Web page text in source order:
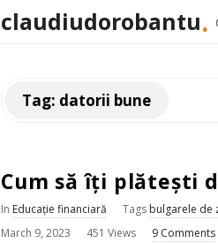
claudiudorobantu.
Tag: datorii bune
Cum să îți plătești
In Educație financiară Tags bulgarele de
P
March 9, 2023 451 Views 9 Comments